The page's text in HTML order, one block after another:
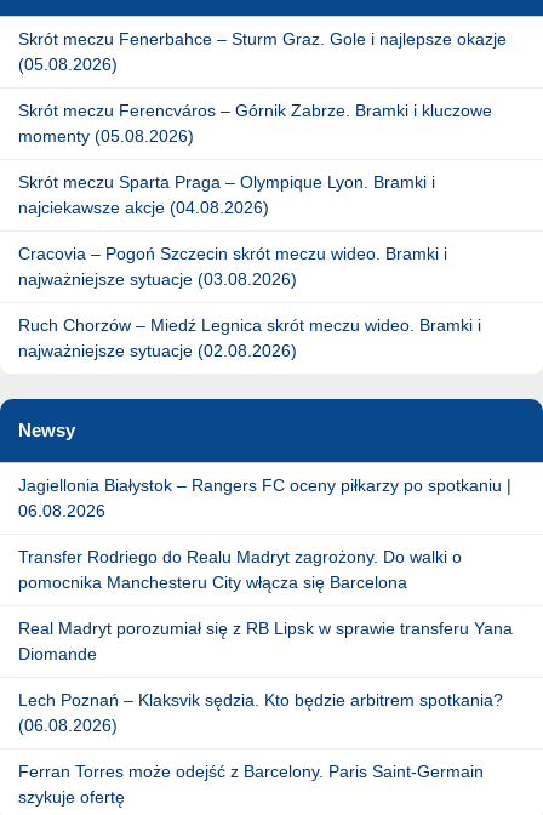
Skrót meczu Fenerbahce – Sturm Graz. Gole i najlepsze okazje
(05.08.2026)
Skrót meczu Ferencváros – Górnik Zabrze. Bramki i kluczowe
momenty (05.08.2026)
Skrót meczu Sparta Praga – Olympique Lyon. Bramki i
najciekawsze akcje (04.08.2026)
Cracovia – Pogoń Szczecin skrót meczu wideo. Bramki i
najważniejsze sytuacje (03.08.2026)
Ruch Chorzów – Miedź Legnica skrót meczu wideo. Bramki i
najważniejsze sytuacje (02.08.2026)
Newsy
Jagiellonia Białystok – Rangers FC oceny piłkarzy po spotkaniu |
06.08.2026
Transfer Rodriego do Realu Madryt zagrożony. Do walki o
pomocnika Manchesteru City włącza się Barcelona
Real Madryt porozumiał się z RB Lipsk w sprawie transferu Yana
Diomande
Lech Poznań – Klaksvik sędzia. Kto będzie arbitrem spotkania?
(06.08.2026)
Ferran Torres może odejść z Barcelony. Paris Saint-Germain
szykuje ofertę